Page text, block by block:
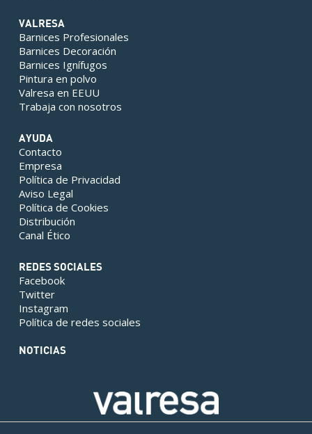
VALRESA
Barnices Profesionales
Barnices Decoración
Barnices Ignífugos
Pintura en polvo
Valresa en EEUU
Trabaja con nosotros
AYUDA
Contacto
Empresa
Política de Privacidad
Aviso Legal
Política de Cookies
Distribución
Canal Ético
REDES SOCIALES
Facebook
Twitter
Instagram
Política de redes sociales
NOTICIAS